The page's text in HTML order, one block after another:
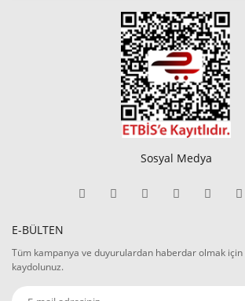
Sosyal Medya
E-BÜLTEN
Tüm kampanya ve duyurulardan haberdar olmak
kaydolunuz.